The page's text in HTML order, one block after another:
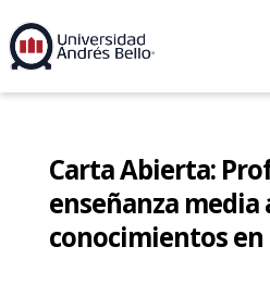
Carta Abierta:
enseñanza
conocimientos en